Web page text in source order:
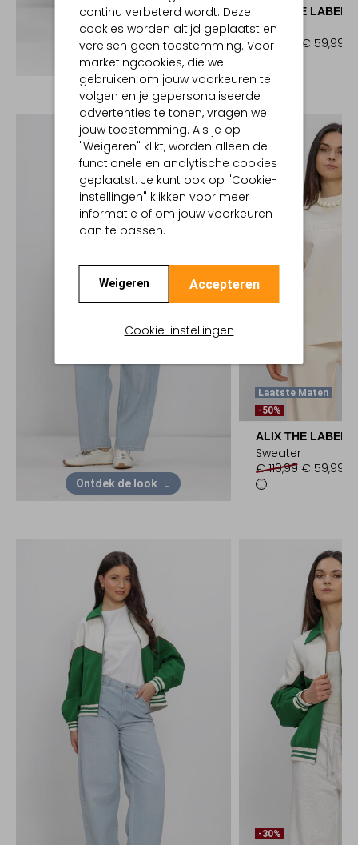
continu verbeterd wordt. Deze
cookies worden altijd geplaatst en
vereisen geen toestemming. Voor
marketingcookies, die we
gebruiken om jouw voorkeuren te
volgen en je gepersonaliseerde
advertenties te tonen, vragen we
jouw toestemming. Als je op
"Weigeren" klikt, worden alleen de
functionele en analytische cookies
geplaatst. Je kunt ook op "Cookie-
instellingen" klikken voor meer
informatie of om jouw voorkeuren
aan te passen.
Weigeren Accepteren
Cookie-instellingen
Ontdek de look
ALIX THE LABEL
Sweater
€ 119,99
€ 59,99
Ontdek de look
Laatste Maten
-50%
ALIX THE LABEL
Sweater
€ 119,99 € 59,99
-30%